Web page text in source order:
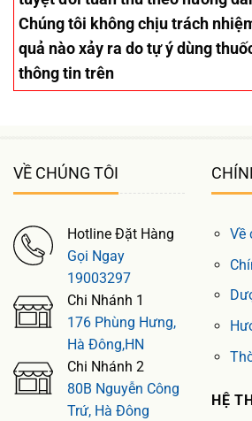
Chúng tôi không chịu trách
quả nào xảy ra do tự ý dùng
thông tin trên
VỀ CHÚNG TÔI
Hotline Đặt Hàng
Gọi Ngay
19003297
Chi Nhánh 1
176 Phùng Hưng,
Hà Đông,HN
Chi Nhánh 2
80B Nguyễn Công
Trứ, Hà Đông
Về
HỆ